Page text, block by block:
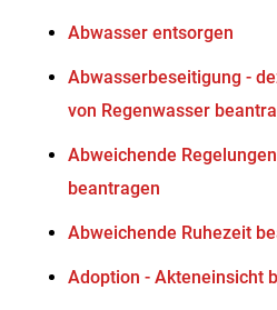
Abwasser entsorgen
Abwasserbeseitigung -
von Regenwasser
Abweichende
beantragen
Abweichende Ruhezeit
Adoption - Akteneinsicht